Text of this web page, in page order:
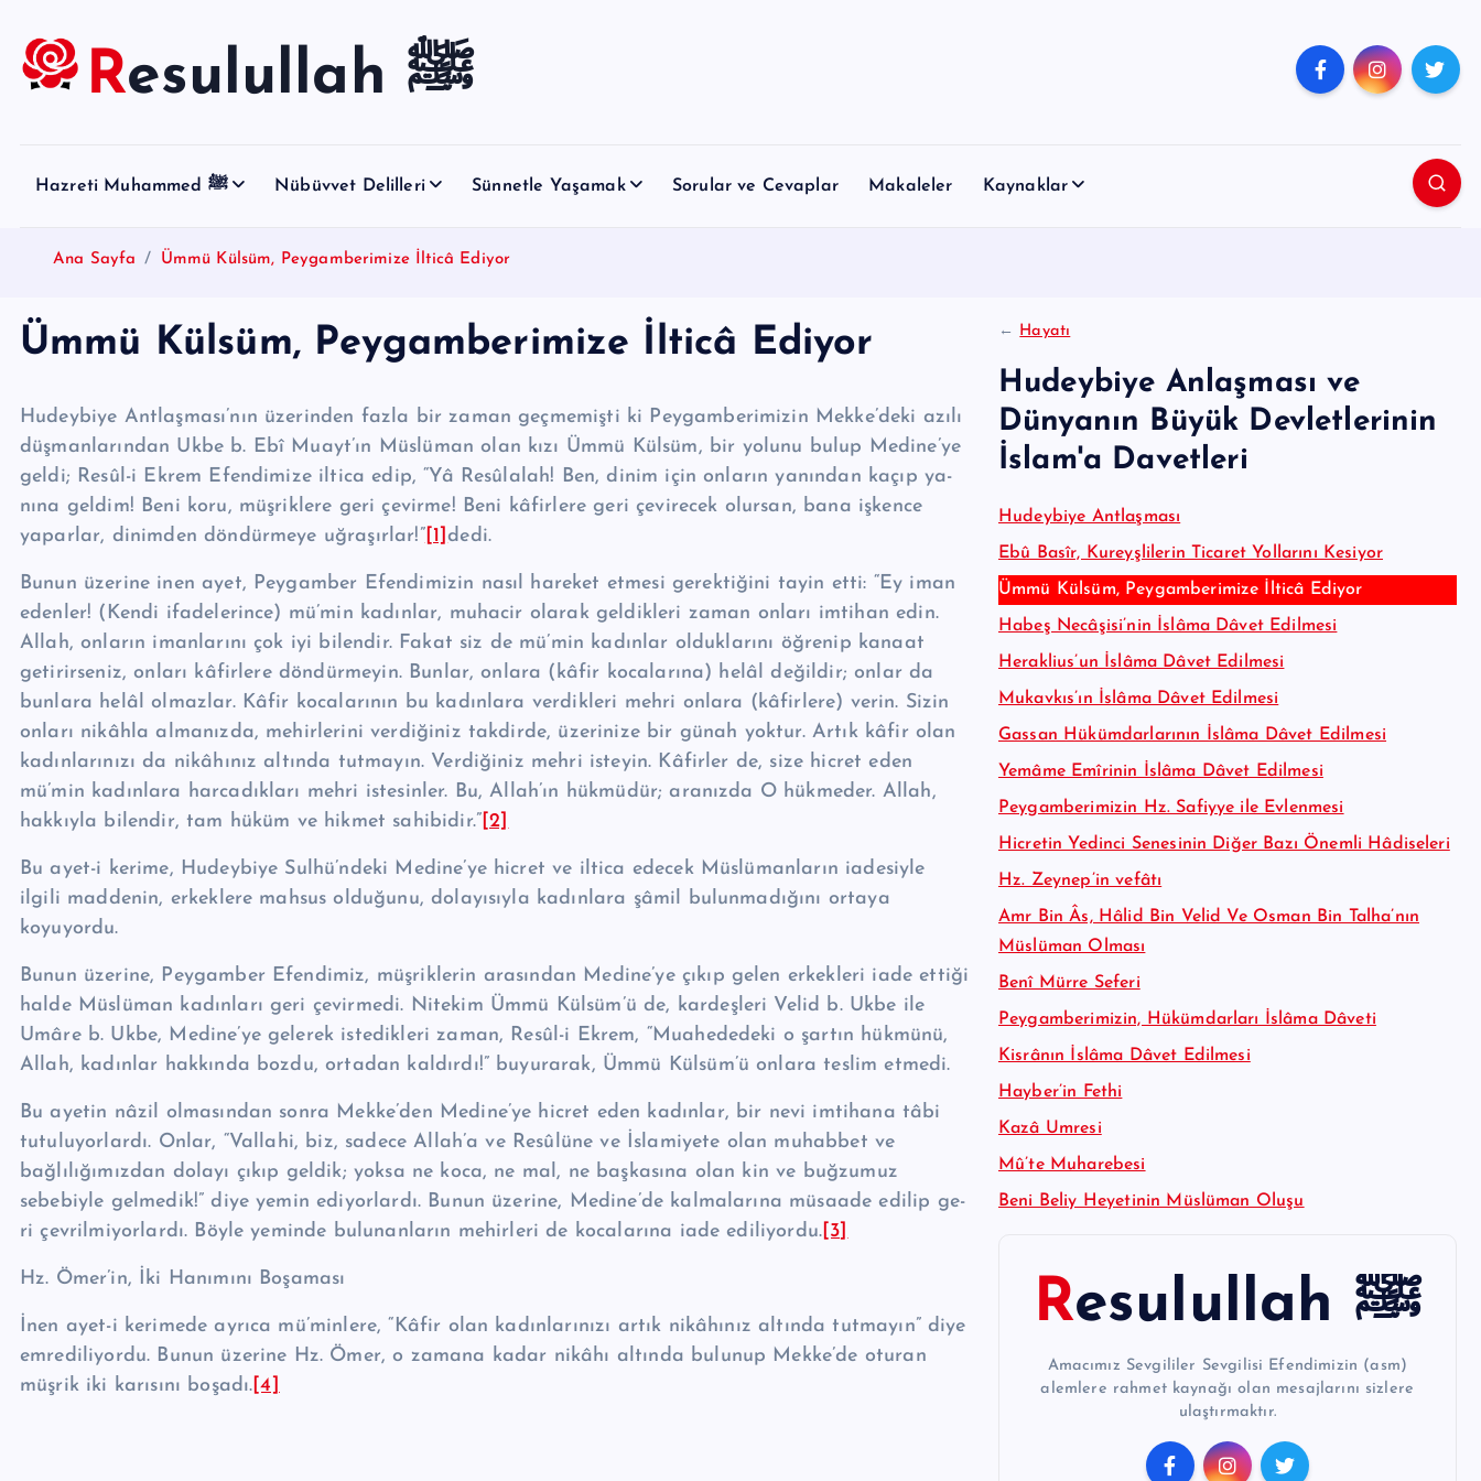
Resulullah ﷺ
Hazreti Muhammed ﷺ Nübüvvet Delilleri Sünnetle Yaşamak Sorular ve Cevaplar Makaleler Kaynaklar
Ana Sayfa Ümmü Külsüm, Peygamberimize İlticâ Ediyor
Ümmü Külsüm, Peygamberimize İlticâ Ediyor
Hudeybiye Antlaşması’nın üzerinden fazla bir zaman geç­memişti ki Pey­gam­be­ri­mizin Mekke’deki azılı
düşmanlarından Ukbe b. Ebî Muayt’ın Müs­lüman olan kızı Ümmü Külsüm, bir yolunu bulup Medine’ye
geldi; Resûl-i Ek­rem Efen­dimize iltica edip, “Yâ Re­sû­lal­ah! Ben, dinim için onların yanın­dan kaçıp ya­
nına geldim! Beni koru, müş­riklere geri çevirme! Beni kâfirlere geri çe­vi­recek olur­san, bana işkence
yaparlar, dinimden döndürmeye uğ­ra­şır­lar!”[1]de­di.
Bunun üzerine inen ayet, Peygamber Efendimizin nasıl hareket etmesi ge­rektiğini tayin etti: “Ey iman
edenler! (Kendi ifadelerince) mü’min kadınlar, muhacir olarak geldikleri zaman onları imtihan edin.
Allah, onların imanlarını çok iyi bilendir. Fakat siz de mü’­min kadınlar olduklarını öğrenip kanaat
geti­rir­seniz, onları kâfirlere dön­dür­meyin. Bunlar, onlara (kâfir kocalarına) helâl de­ğildir; onlar da
bunlara helâl olmazlar. Kâfir kocalarının bu kadınlara ver­dik­leri mehri onlara (kâfirlere) verin. Sizin
onları nikâhla almanızda, mehir­le­ri­ni verdiğiniz takdirde, üze­rinize bir günah yoktur. Artık kâfir olan
kadınlarını­zı da nikâhınız altında tutmayın. Verdiğiniz mehri isteyin. Kâfirler de, size hic­ret eden
mü’min kadınlara harcadıkları mehri istesinler. Bu, Al­lah’ın hükmü­dür; aranızda O hük­meder. Allah,
hakkıyla bilendir, tam hüküm ve hikmet sa­hibidir.” [2]
Bu ayet-i kerime, Hudeybiye Sulhü’ndeki Medine’ye hic­ret ve iltica edecek Müslümanların iadesiyle
ilgili maddenin, erkeklere mahsus olduğunu, dolayı­sıyla kadınlara şâmil bulunmadığını ortaya
koyuyordu.
Bunun üzerine, Peygamber Efendimiz, müşriklerin ara­sından Medine’ye çı­kıp gelen erkekleri iade ettiği
halde Müslüman kadınları geri çevirmedi. Nite­kim Ümmü Külsüm’ü de, kardeşleri Velid b. Ukbe ile
Umâre b. Ukbe, Me­di­ne’ye gelerek istedikleri zaman, Re­sûl-i Ekrem, “Muahededeki o şartın hük­mü­nü,
Allah, kadınlar hakkında boz­du, ortadan kaldırdı!” buyurarak, Ümmü Kül­süm’ü on­lara teslim etmedi.
Bu ayetin nâzil olmasından sonra Mekke’den Medine’ye hicret eden kadın­lar, bir nevi imtihana tâbi
tutuluyorlardı. Onlar, “Vallahi, biz, sadece Allah’a ve Re­sûlüne ve İslamiyete olan muhabbet ve
bağlılığımızdan dolayı çıkıp geldik; yok­sa ne koca, ne mal, ne başkasına olan kin ve buğzumuz
sebebiyle gelme­dik!” diye yemin ediyorlardı. Bunun üzerine, Medine’de kalmalarına müsaade edilip ge­
ri çevrilmiyorlardı. Böyle yeminde bulunanların me­hir­le­ri de kocala­rına iade ediliyordu. [3]
Hz. Ömer’in, İki Hanımını Boşaması
İnen ayet-i kerimede ayrıca mü’minlere, “Kâfir olan kadınlarınızı artık ni­kâ­hınız altında tutmayın” diye
emrediliyordu. Bunun üzerine Hz. Ömer, o za­ma­na kadar nikâhı altında bulunup Mekke’de oturan
müşrik iki karısını bo­şadı. [4]
← Hayatı
Hudeybiye Anlaşması ve
Dünyanın Büyük Devletlerinin
İslam'a Davetleri
Hudeybiye Antlaşması
Ebû Basîr, Kureyşlilerin Ticaret Yollarını Kesiyor
Ümmü Külsüm, Peygamberimize İlticâ Ediyor
Habeş Necâşisi’nin İslâma Dâvet Edilmesi
Heraklius’un İslâma Dâvet Edilmesi
Mukavkıs’ın İslâma Dâvet Edilmesi
Gassan Hükümdarlarının İslâma Dâvet Edilmesi
Yemâme Emîrinin İslâma Dâvet Edilmesi
Peygamberimizin Hz. Safiyye ile Evlenmesi
Hicretin Yedinci Senesinin Diğer Bazı Önemli Hâdiseleri
Hz. Zeynep’in vefâtı
Amr Bin Âs, Hâlid Bin Velid Ve Osman Bin Talha’nın
Müslüman Olması
Benî Mürre Seferi
Peygamberimizin, Hükümdarları İslâma Dâveti
Kisrânın İslâma Dâvet Edilmesi
Hayber’in Fethi
Kazâ Umresi
Mû’te Muharebesi
Beni Beliy Heyetinin Müslüman Oluşu
Resulullah ﷺ
Amacımız Sevgililer Sevgilisi Efendimizin (asm)
alemlere rahmet kaynağı olan mesajlarını sizlere
ulaştırmaktır.